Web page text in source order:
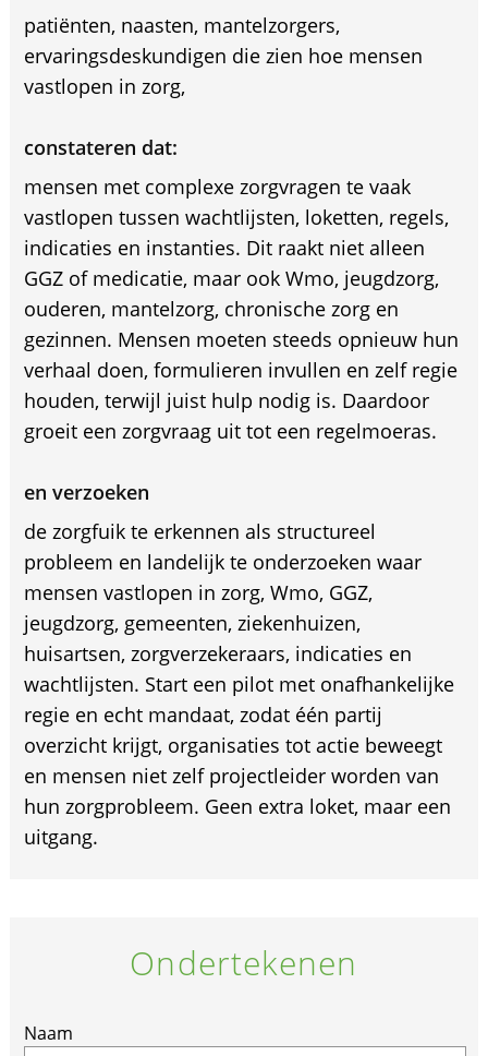
patiënten, naasten, mantelzorgers,
ervaringsdeskundigen die zien hoe mensen
vastlopen in zorg,
constateren dat:
mensen met complexe zorgvragen te vaak
vastlopen tussen wachtlijsten, loketten, regels,
indicaties en instanties. Dit raakt niet alleen
GGZ of medicatie, maar ook Wmo, jeugdzorg,
ouderen, mantelzorg, chronische zorg en
gezinnen. Mensen moeten steeds opnieuw hun
verhaal doen, formulieren invullen en zelf regie
houden, terwijl juist hulp nodig is. Daardoor
groeit een zorgvraag uit tot een regelmoeras.
en verzoeken
de zorgfuik te erkennen als structureel
probleem en landelijk te onderzoeken waar
mensen vastlopen in zorg, Wmo, GGZ,
jeugdzorg, gemeenten, ziekenhuizen,
huisartsen, zorgverzekeraars, indicaties en
wachtlijsten. Start een pilot met onafhankelijke
regie en echt mandaat, zodat één partij
overzicht krijgt, organisaties tot actie beweegt
en mensen niet zelf projectleider worden van
hun zorgprobleem. Geen extra loket, maar een
uitgang.
Ondertekenen
Naam